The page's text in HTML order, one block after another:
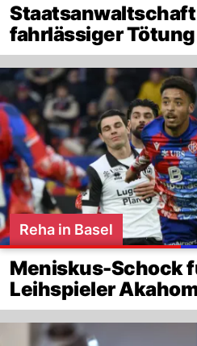
fahrlässiger Tötung
Reha in Basel
Meniskus-Schock
Leihspieler